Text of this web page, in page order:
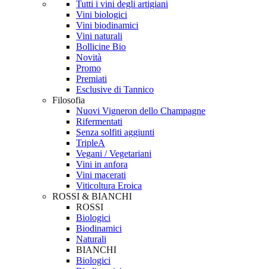
Tutti i vini degli artigiani
Vini biologici
Vini biodinamici
Vini naturali
Bollicine Bio
Novità
Promo
Premiati
Esclusive di Tannico
Filosofia
Nuovi Vigneron dello Champagne
Rifermentati
Senza solfiti aggiunti
TripleA
Vegani / Vegetariani
Vini in anfora
Vini macerati
Viticoltura Eroica
ROSSI & BIANCHI
ROSSI
Biologici
Biodinamici
Naturali
BIANCHI
Biologici